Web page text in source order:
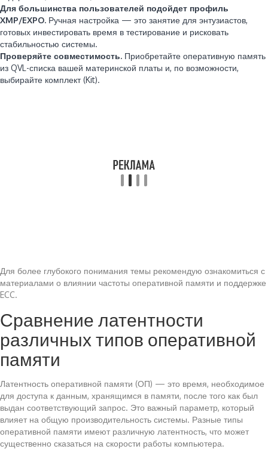
Для большинства пользователей подойдет профиль
XMP/EXPO. Ручная настройка — это занятие для энтузиастов,
готовых инвестировать время в тестирование и рисковать
стабильностью системы.
Проверяйте совместимость. Приобретайте оперативную память
из QVL-списка вашей материнской платы и, по возможности,
выбирайте комплект (Kit).
Для более глубокого понимания темы рекомендую ознакомиться с
материалами о влиянии частоты оперативной памяти и поддержке
ECC.
Сравнение латентности
различных типов оперативной
памяти
Латентность оперативной памяти (ОП) — это время, необходимое
для доступа к данным, хранящимся в памяти, после того как был
выдан соответствующий запрос. Это важный параметр, который
влияет на общую производительность системы. Разные типы
оперативной памяти имеют различную латентность, что может
существенно сказаться на скорости работы компьютера.